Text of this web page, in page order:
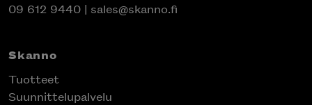
09 612 9440 | sales@skanno.fi
Skanno
Tuotteet
Suunnittelupalvelu